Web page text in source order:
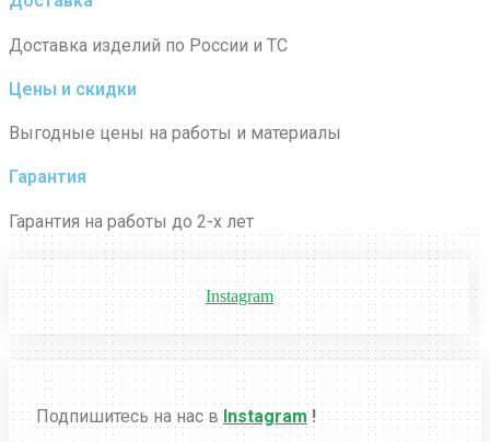
Доставка изделий по России и ТС
Цены и скидки
Выгодные цены на работы и материалы
Гарантия
Гарантия на работы до 2-х лет
Instagram
Подпишитесь на нас вInstagram !